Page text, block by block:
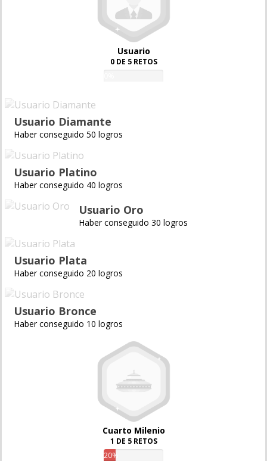
Usuario
0 DE 5 RETOS
Usuario Diamante
Haber conseguido 50 logros
Usuario Platino
Haber conseguido 40 logros
Usuario Oro
Haber conseguido 30 logros
Usuario Plata
Haber conseguido 20 logros
Usuario Bronce
Haber conseguido 10 logros
Cuarto Milenio
1 DE 5 RETOS
20%